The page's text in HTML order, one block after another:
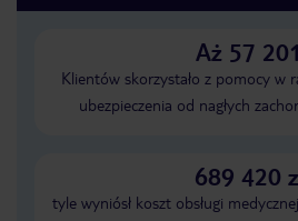
Aż 57 201
Klientów skorzystało z pomocy w
ubezpieczenia od nagłych
689 420
tyle wyniósł koszt obsługi